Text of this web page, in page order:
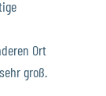
Ort
groß.